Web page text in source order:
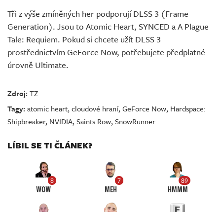
Tři z výše zmíněných her podporují DLSS 3 (Frame
Generation). Jsou to Atomic Heart, SYNCED a A Plague
Tale: Requiem. Pokud si chcete užít DLSS 3
prostřednictvím GeForce Now, potřebujete předplatné
úrovně Ultimate.
Zdroj:TZ
Tagy:atomic heart,cloudové hraní,GeForce Now, Hardspace:
Shipbreaker, NVIDIA,Saints Row,SnowRunner
LÍBIL SE TI ČLÁNEK?
8
WOW
7
MEH
89
HMMM